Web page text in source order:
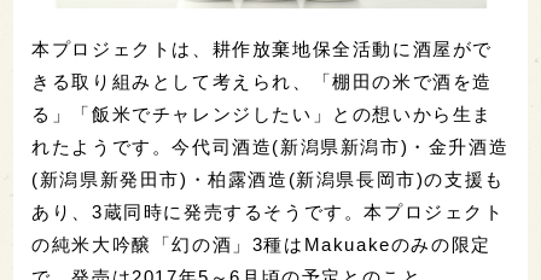
本プロジェクトは、耕作放棄地保全活動に酒屋がで
きる取り組みとして考えられ、「棚田の米で酒を造
る」「飯米でチャレンジしたい」との想いから生ま
れたようです。今代司酒造(新潟県新潟市)・金升酒造
(新潟県新発田市)・柏露酒造(新潟県長岡市)の支援も
あり、3蔵同時に発売するそうです。本プロジェクト
の純米大吟醸「幻の酒」3種はMakuakeのみの限定